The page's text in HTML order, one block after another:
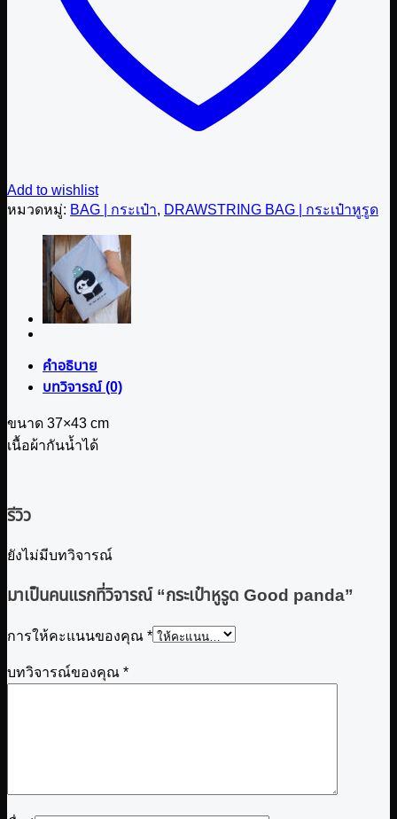
Add to wishlist
หมวดหมู่: BAG | กระเป๋า, DRAWSTRING BAG | กระเป๋าหูรูด
คำอธิบาย
บทวิจารณ์ (0)
ขนาด 37×43 cm
เนื้อผ้ากันน้ำได้
รีวิว
ยังไม่มีบทวิจารณ์
มาเป็นคนแรกที่วิจารณ์ “กระเป๋าหูรูด Good panda”
การให้คะแนนของคุณ *
บทวิจารณ์ของคุณ *